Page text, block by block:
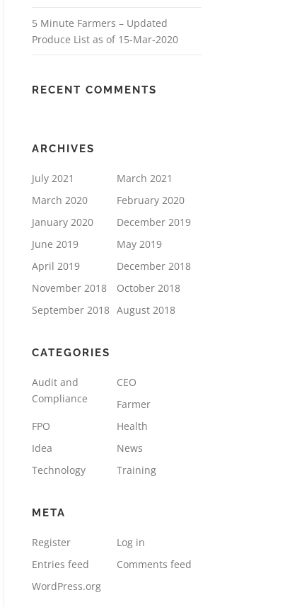
5 Minute Farmers – Updated
Produce List as of 15-Mar-2020
RECENT COMMENTS
ARCHIVES
July 2021
March 2021
March 2020
February 2020
January 2020
December 2019
June 2019
May 2019
April 2019
December 2018
November 2018
October 2018
September 2018 August 2018
CATEGORIES
Audit and
Compliance
CEO
Farmer
FPO
Health
Idea
News
Technology
Training
META
Register
Log in
Entries feed
Comments feed
WordPress.org